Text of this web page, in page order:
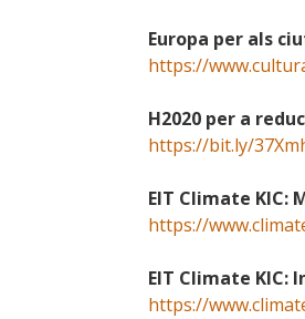
Europa per als
https://
H2020 per a
https://bit.ly/
EIT Climate
https://
EIT Climate KIC:
https://